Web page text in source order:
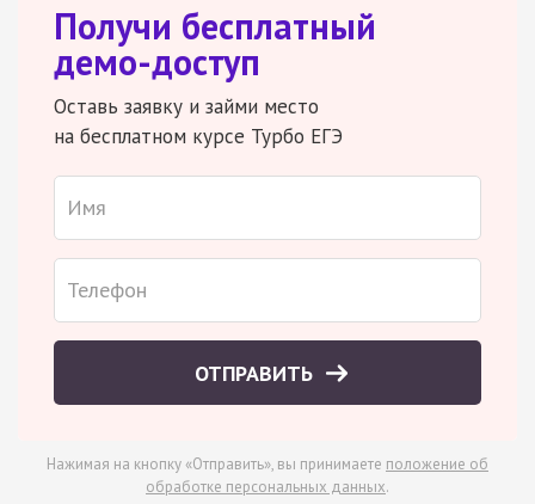
Получи бесплатный
демо-доступ
Оставь заявку и займи место
на бесплатном курсе Турбо ЕГЭ
ОТПРАВИТЬ
Нажимая на кнопку «Отправить», вы принимаете положение об
обработке персональных данных.